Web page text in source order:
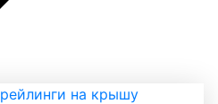
на крышу